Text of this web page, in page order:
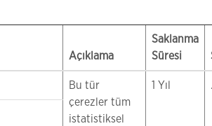
Açıklama
Saklanma
Süresi
Bu tür
çerezler tüm
istatistiksel
1 Yıl